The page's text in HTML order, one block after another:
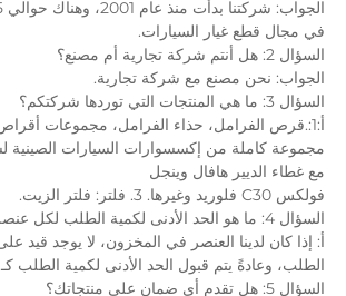
في مجال قطع غيار السيارات.
السؤال 2: هل أنتم شركة تجارية أم مصنع؟
الجواب: نحن مصنع مع شركة تجارية.
السؤال 3: ما هي المنتجات التي توردها شركتكم؟
مع غطاء الديير هافال وينجل
فولكس C30 فلوريد وغيرها. 3. فلتر: فلتر الزيت.
السؤال 4: ما هو الحد الأدنى لكمية الطلب لكل عنصر؟
الطلب، وعادةً يتم قبول الحد الأدنى لكمية الطلب كـ 100 قطعة.
السؤال 5: هل تقدم أي ضمان على منتجاتك؟